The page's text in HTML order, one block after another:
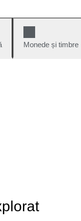
Monede și timbre